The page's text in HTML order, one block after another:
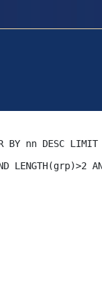
BY nn DESC LIMIT